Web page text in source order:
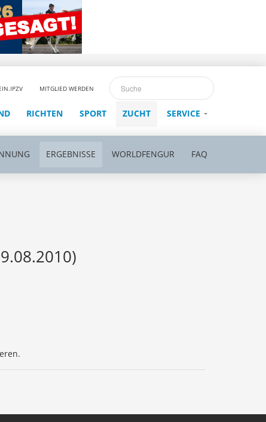
MITGLIED WERDEN
RICHTEN SPORT ZUCHT SERVICE
ERGEBNISSE WORLDFENGUR FAQ